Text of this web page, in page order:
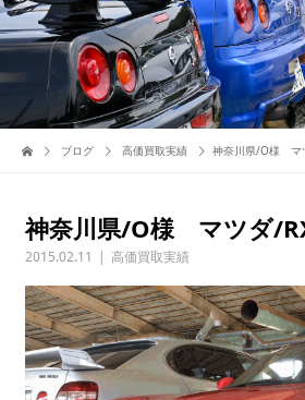
ブログ 高価買取実績 神奈川県/O様 マ
神奈川県/O様 マツダ/
2015.02.11 高価買取実績